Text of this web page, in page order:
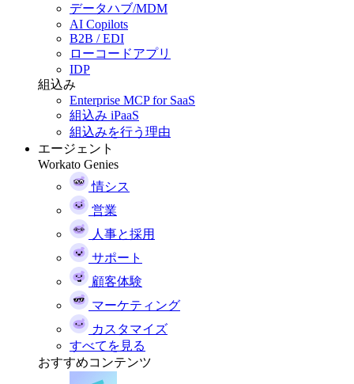
データハブ/MDM
AI Copilots
B2B / EDI
ローコードアプリ
IDP
組込み
Enterprise MCP for SaaS
組込み iPaaS
組込みを行う理由
エージェント
Workato Genies
情シス
営業
人事と採用
サポート
顧客体験
マーケティング
カスタマイズ
すべてを見る
おすすめコンテンツ